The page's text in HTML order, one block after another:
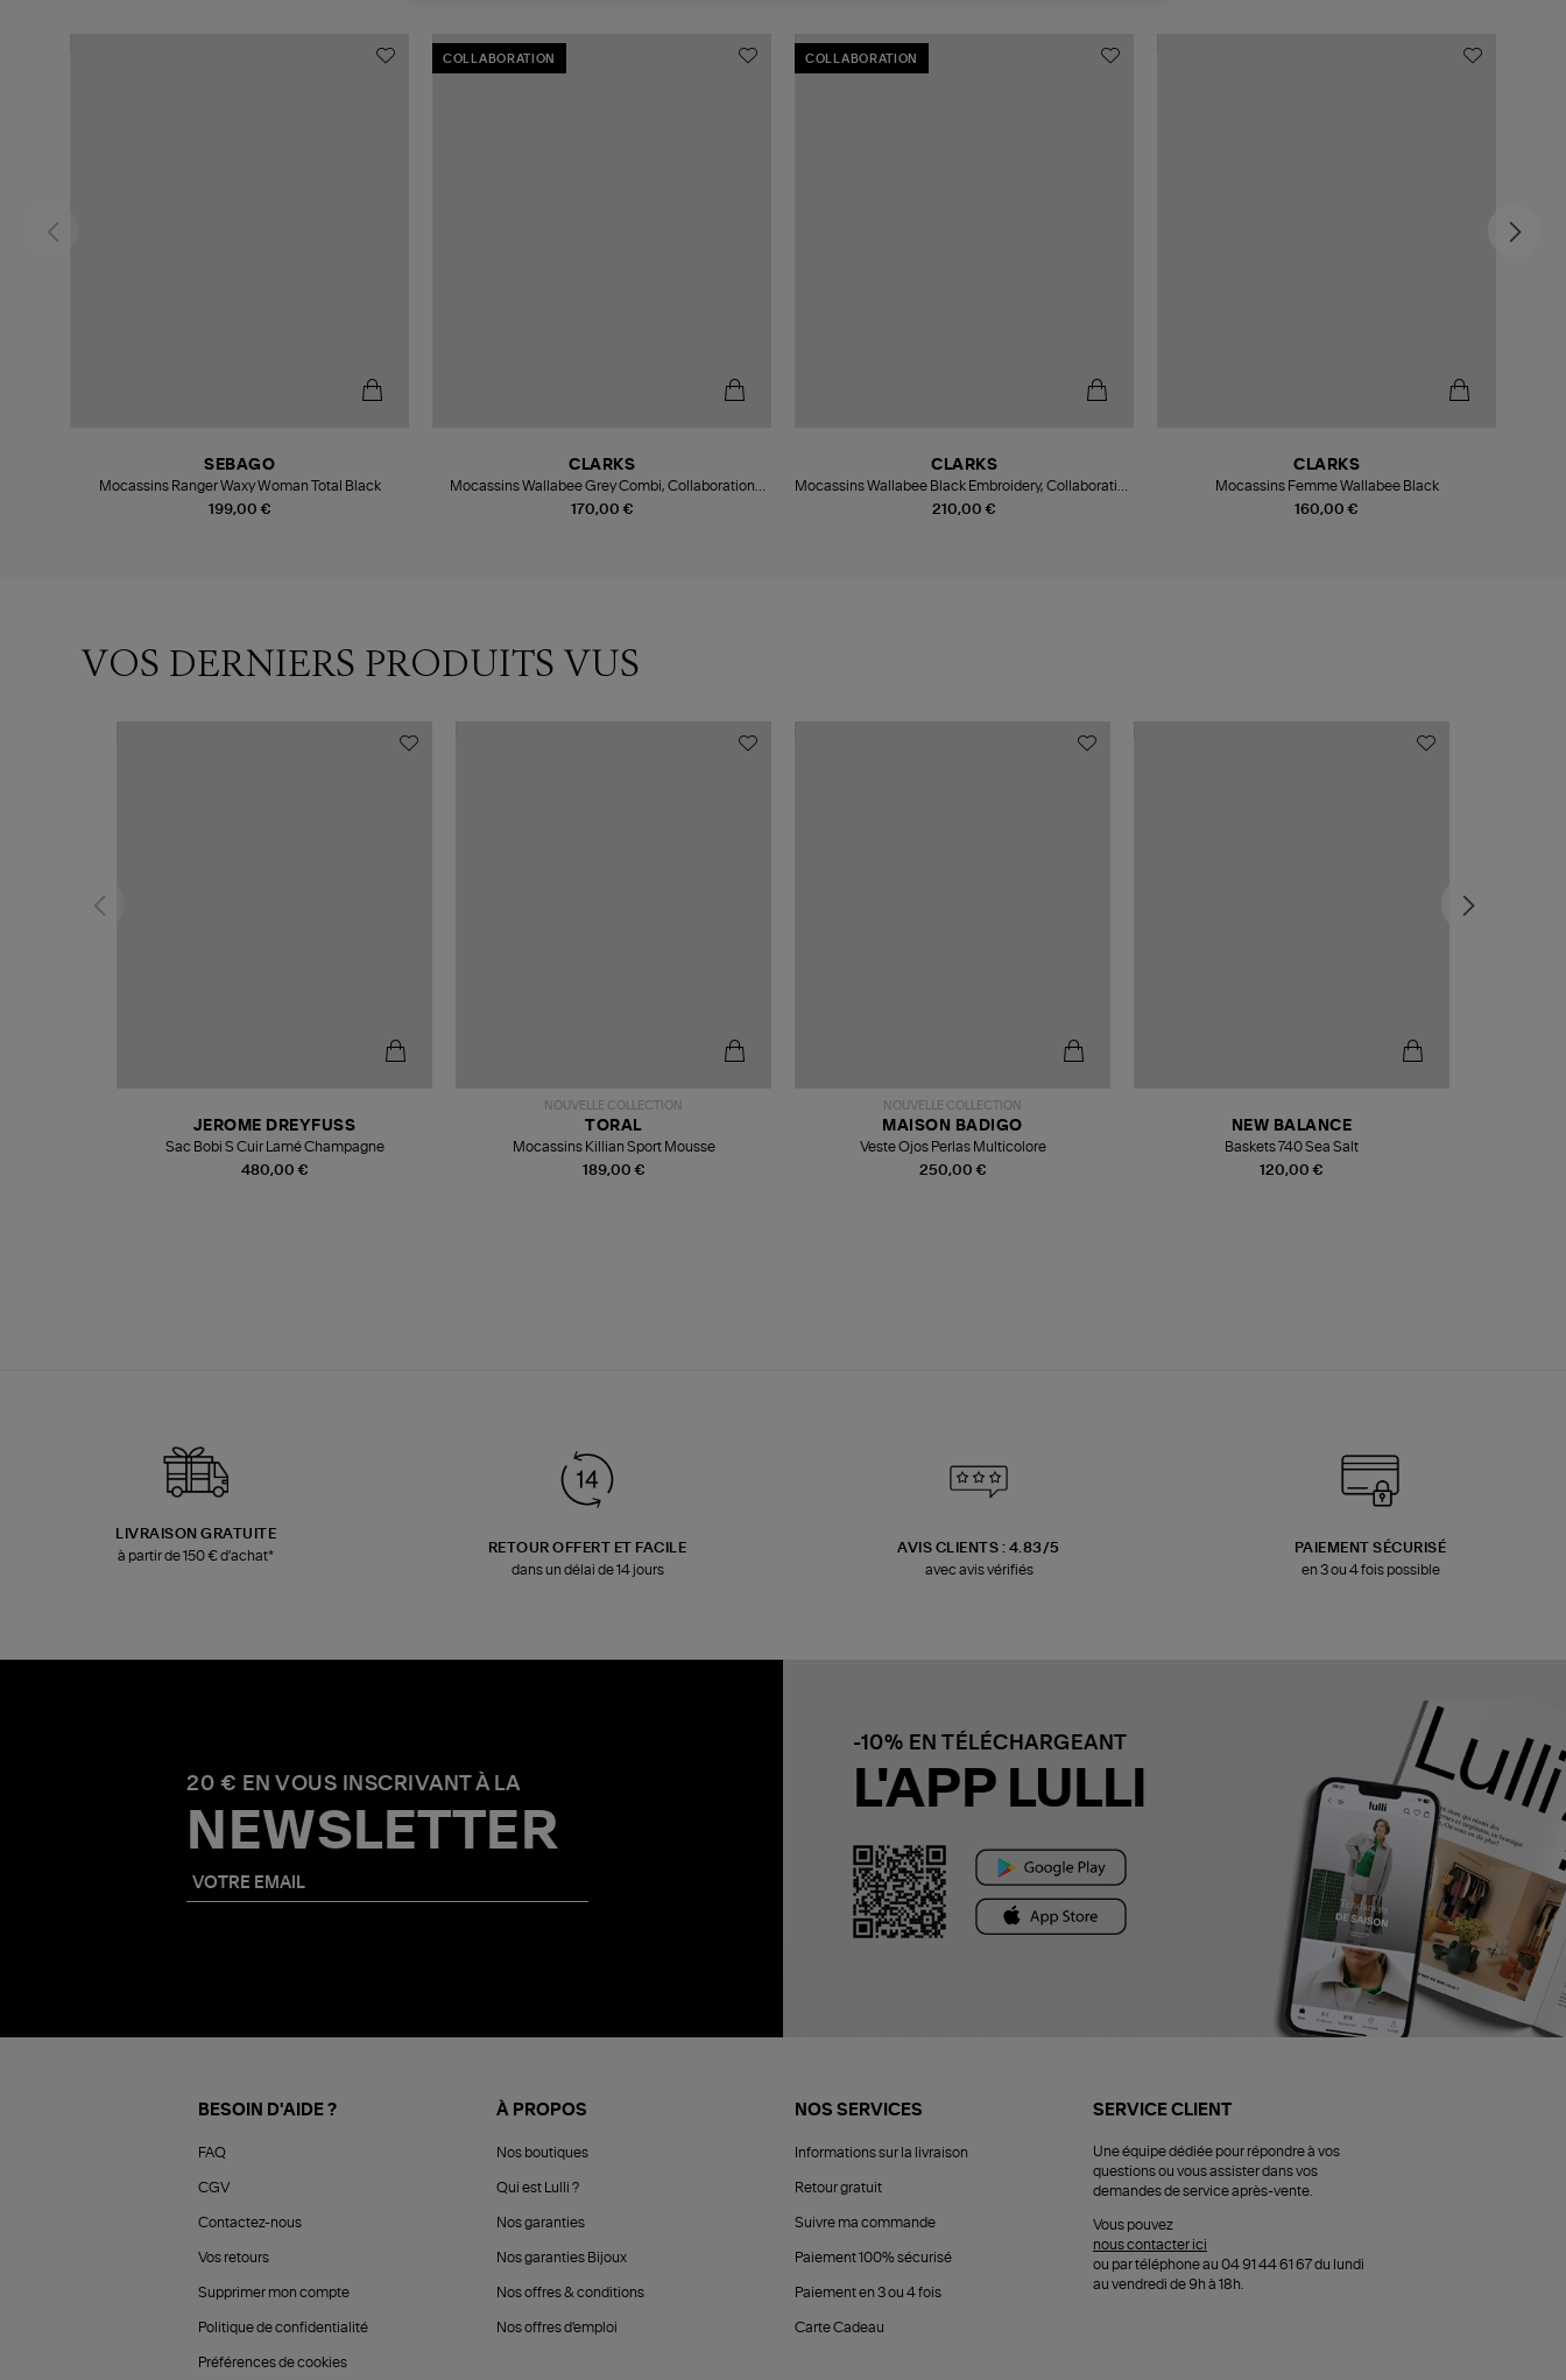
199,00 €
SEBAGO
Mocassins Ranger Waxy Woman Total Black
COLLABORATION
170,00 €
CLARKS
Mocassins Wallabee Grey Combi, Collaboration
Clarks X Aleali May
COLLABORATION
210,00 €
CLARKS
Mocassins Wallabee Black Embroidery, Collaboration
Clarks X Andersson Bel
160,00 €
CLARKS
Mocassins Femme Wallabee Black
VOS DERNIERS PRODUITS VUS
480,00 €
JEROME DREYFUSS
Sac Bobi S Cuir Lamé Champagne
NOUVELLE COLLECTION
189,00 €
TORAL
Mocassins Killian Sport Mousse
NOUVELLE COLLECTION
250,00 €
MAISON BADIGO
Veste Ojos Perlas Multicolore
120,00 €
NEW BALANCE
Baskets 740 Sea Salt
LIVRAISON GRATUITE
à partir de 150 € d'achat*
RETOUR OFFERT ET FACILE
dans un délai de 14 jours
AVIS CLIENTS : 4.83/5
avec avis vérifiés
PAIEMENT SÉCURISÉ
en 3 ou 4 fois possible
20 € EN VOUS INSCRIVANT À LA
NEWSLETTER
-10% EN TÉLÉCHARGEANT
L'APP LULLI
BESOIN D'AIDE ?
FAQ
CGV
Contactez-nous
Vos retours
Supprimer mon compte
Politique de confidentialité
Préférences de cookies
À PROPOS
Nos boutiques
Qui est Lulli ?
Nos garanties
Nos garanties Bijoux
Nos offres & conditions
Nos offres d'emploi
NOS SERVICES
Informations sur la livraison
Retour gratuit
Suivre ma commande
Paiement 100% sécurisé
Paiement en 3 ou 4 fois
Carte Cadeau
SERVICE CLIENT
Une équipe dédiée pour répondre à vos
questions ou vous assister dans vos
demandes de service après-vente.
Vous pouvez
nous contacter ici
ou par téléphone au 04 91 44 61 67 du lundi
au vendredi de 9h à 18h.